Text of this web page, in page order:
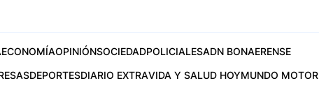
ECONOMÍAOPINIÓNSOCIEDADPOLICIALESADN BONAERENSE
DEPORTESDIARIO EXTRAVIDA Y SALUD HOYMUNDO MOTOR